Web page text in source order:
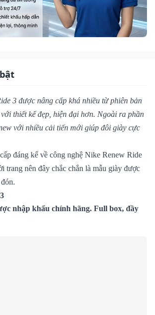
3 được nâng cấp khá nhiều từ phiên bản
với thiết kế đẹp, hiện đại hơn. Ngoài ra phần
với nhiều cải tiến mới giúp đôi giày cực
đáng kể về công nghệ Nike Renew Ride
trang nên đây chắc chắn là mẫu giày được
nhập khẩu chính hãng. Full box, đầy